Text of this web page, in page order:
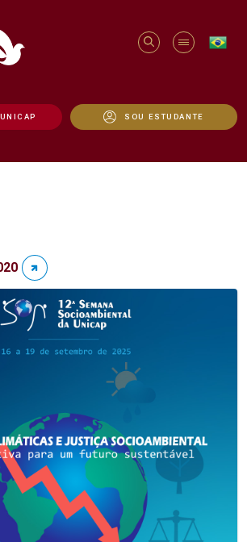
SOU ESTUDANTE